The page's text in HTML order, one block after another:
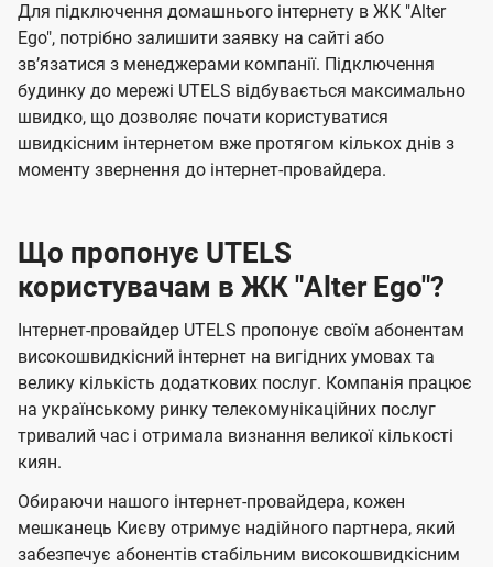
Для підключення домашнього інтернету в ЖК "Alter
Ego", потрібно залишити заявку на сайті або
звʼязатися з менеджерами компанії. Підключення
будинку до мережі UTELS відбувається максимально
швидко, що дозволяє почати користуватися
швидкісним інтернетом вже протягом кількох днів з
моменту звернення до інтернет-провайдера.
Що пропонує UTELS
користувачам в ЖК "Alter Ego"?
Інтернет-провайдер UTELS пропонує своїм абонентам
високошвидкісний інтернет на вигідних умовах та
велику кількість додаткових послуг. Компанія працює
на українському ринку телекомунікаційних послуг
тривалий час і отримала визнання великої кількості
киян.
Обираючи нашого інтернет-провайдера, кожен
мешканець Києву отримує надійного партнера, який
забезпечує абонентів стабільним високошвидкісним